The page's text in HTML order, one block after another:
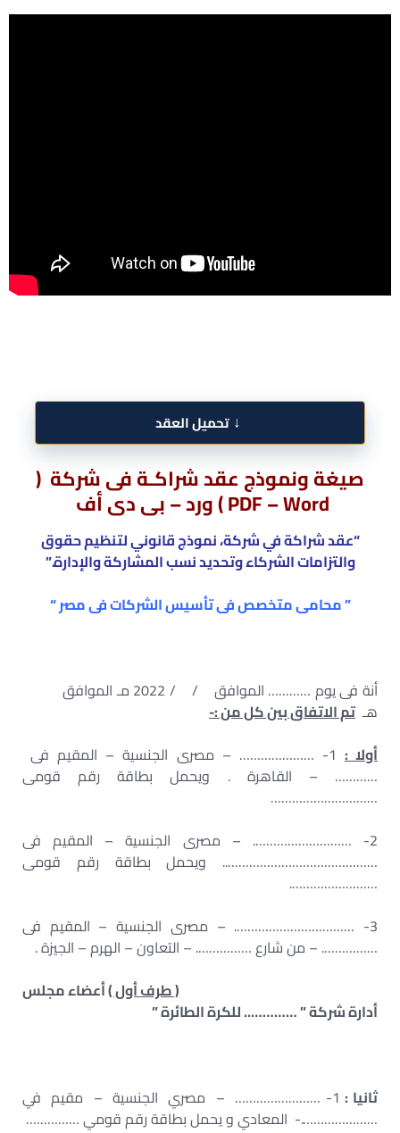
↓ تحميل العقد
صيغة ونموذج عقد شراكـة فى شركة (
PDF – Word ) ورد – بى دى أف
“عقد شراكة في شركة، نموذج قانوني لتنظيم حقوق
والتزامات الشركاء وتحديد نسب المشاركة والإدارة.”
” محامى متخصص فى تأسيس الشركات فى مصر “
أنة فى يوم ………… الموافق / / 2022 مـ الموافق
هـ تم الاتفاق بين كل من :-
أولا :
1- ………………… – مصرى الجنسية – المقيم فى
………… – القاهرة . ويحمل بطاقة رقم قومى
…………………………
2- ………………………. – مصرى الجنسية – المقيم فى
…………………………………….. ويحمل بطاقة رقم قومى
…………………….
3- ……………………………. – مصرى الجنسية – المقيم فى
……………. – من شارع ……………. – التعاون – الهرم – الجيزة .
( طرف أول )أعضاء مجلس
أدارة شركة ” ………….. للكرة الطائرة ”
ثانيا : 1- …………………… – مصري الجنسية – مقيم في
………………….- المعادي و يحمل بطاقة رقم قومي ……………